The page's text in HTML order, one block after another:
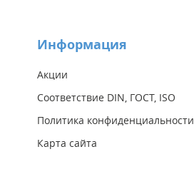
Информация
Акции
Соответствие DIN, ГОСТ, ISO
Политика конфиденциальности
Карта сайта